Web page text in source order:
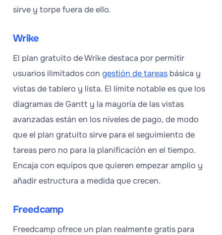
sirve y torpe fuera de ello.
Wrike
El plan gratuito de Wrike destaca por permitir
usuarios ilimitados con gestión de tareas básica y
vistas de tablero y lista. El límite notable es que los
diagramas de Gantt y la mayoría de las vistas
avanzadas están en los niveles de pago, de modo
que el plan gratuito sirve para el seguimiento de
tareas pero no para la planificación en el tiempo.
Encaja con equipos que quieren empezar amplio y
añadir estructura a medida que crecen.
Freedcamp
Freedcamp ofrece un plan realmente gratis para